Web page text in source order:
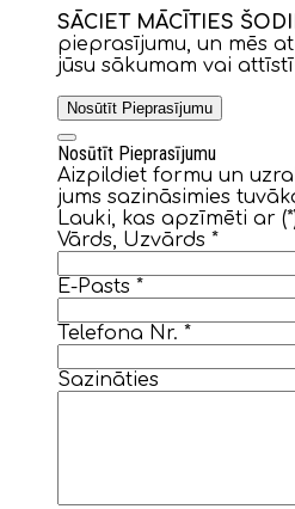
SĀCIET MĀCĪTIES
pieprasījumu, un mēs
jūsu sākumam vai
Nosūtīt Pieprasījumu
Nosūtīt Pieprasījumu
Aizpildiet formu un
jums sazināsimies
Lauki, kas apzīmēti ar
Vārds, Uzvārds *
E-Pasts *
Telefona Nr. *
Sazināties